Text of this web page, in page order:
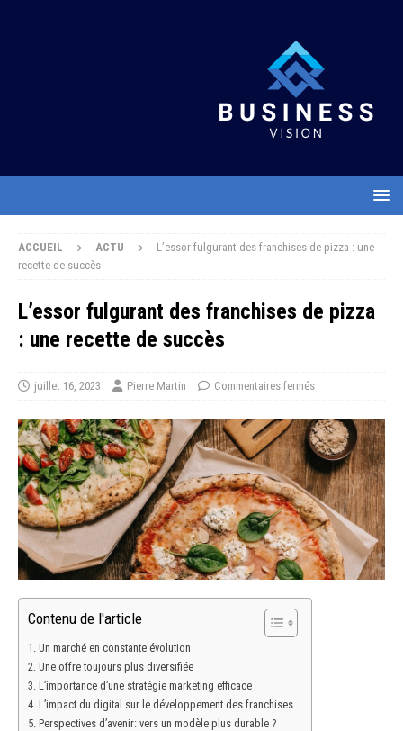
ACCUEIL ACTU
L’essor fulgurant des franchises de pizza : une
recette de succès
L’essor fulgurant des franchises de pizza
: une recette de succès
juillet 16, 2023 Pierre Martin Commentaires fermés
Contenu de l'article
Un marché en constante évolution
Une offre toujours plus diversifiée
L’importance d’une stratégie marketing efficace
L’impact du digital sur le développement des franchises
Perspectives d’avenir: vers un modèle plus durable ?